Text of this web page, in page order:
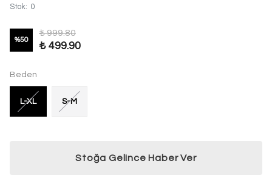
Stok: 0
%50
₺ 999.80
₺ 499.90
Beden
L-XL S-M
Stoğa Gelince Haber Ver